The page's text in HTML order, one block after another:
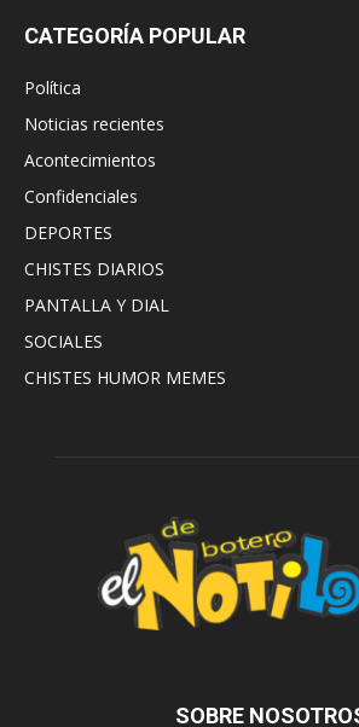
CATEGORÍA POPULAR
Política
Noticias recientes
Acontecimientos
Confidenciales
DEPORTES
CHISTES DIARIOS
PANTALLA Y DIAL
SOCIALES
CHISTES HUMOR MEMES
SOBRE